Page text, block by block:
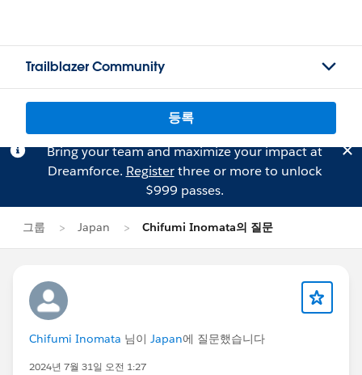
Trailblazer Community
등록
Bring your team and maximize your impact at
Dreamforce. Registerthree or more to unlock
$999 passes.
그룹 Japan Chifumi Inomata의 질문
Chifumi Inomata 님이 Japan에 질문했습니다
2024년 7월 31일 오전 1:27